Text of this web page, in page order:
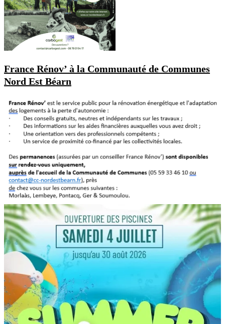
France Rénov’ à la Communauté de Communes
Nord Est Béarn